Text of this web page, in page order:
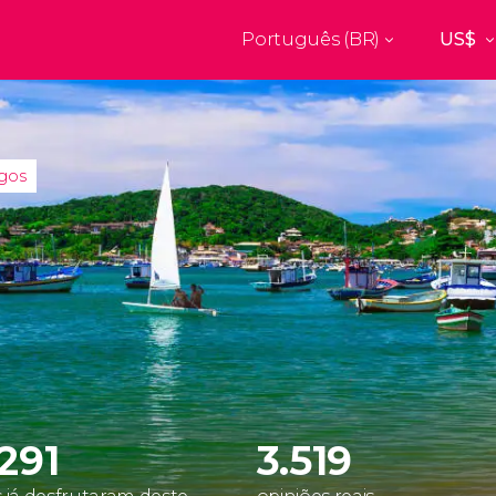
Top destinos
Paris Nova York
Estados
Itália Hungria
Madrid
Espanha Espanha
Amsterdam
Holanda
Milão
Itália
Praga
República Tcheca
Porto
Portugal
Ver todos os destinos
Português (BR)
3.519